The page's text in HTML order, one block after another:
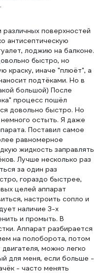
различных поверхностей
антисептическую
лоджию на балконе.
быстро, но
краску, иначе "плюёт", а
подтёками. Но в
большой) После
процесс пошёл
довольно быстро. Но
остыть. Я даже
Поставил самое
равномерное
жидкость заправлять
Лучше несколько раз
за один раз
гораздо быстрее,
целей аппарат
настроить сопло и
наличие 3-х
и промыть. В
Аппарат разбирается
на полоборота, потом
можно легко
для меня, если больше -
- часто менять